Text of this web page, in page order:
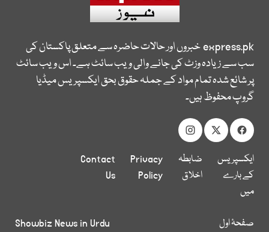
express.pkخبروں اور حالات حاضرہ سے متعلق پاکستان کی
سب سے زیادہ وزٹ کی جانے والی ویب سائٹ ہے۔ اس ویب سائٹ
پر شائع شدہ تمام مواد کے جملہ حقوق بحق ایکسپریس میڈیا
گروپ محفوظ ہیں۔
ایکسپریس
کے بارے
میں
ضابطہ
اخلاق
Privacy
Policy
Contact
Us
صفحۂ اول
Showbiz News in Urdu